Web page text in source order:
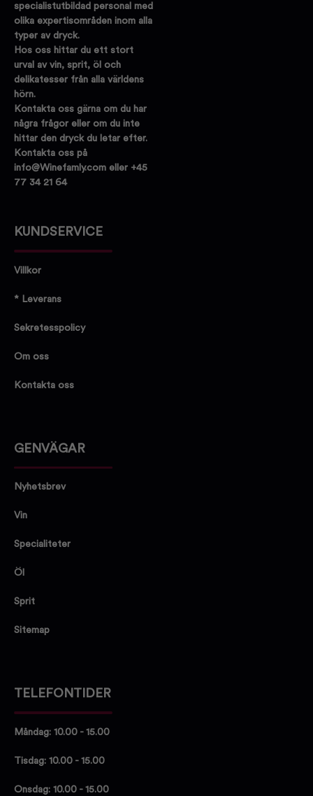
specialistutbildad personal med
olika expertisområden inom alla
typer av dryck.
Hos oss hittar du ett stort
urval av vin, sprit, öl och
delikatesser från alla världens
hörn.
Kontakta oss gärna om du har
några frågor eller om du inte
hittar den dryck du letar efter.
Kontakta oss på
info@Winefamly.com eller +45
77 34 21 64
KUNDSERVICE
Villkor
* Leverans
Sekretesspolicy
Om oss
Kontakta oss
GENVÄGAR
Nyhetsbrev
Vin
Specialiteter
Öl
Sprit
Sitemap
TELEFONTIDER
Måndag: 10.00 - 15.00
Tisdag: 10.00 - 15.00
Onsdag: 10.00 - 15.00